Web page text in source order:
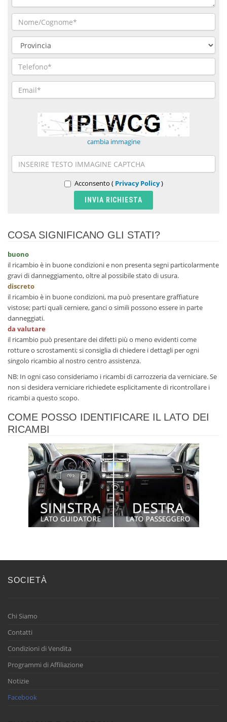
cambia immagine
Acconsento ( Privacy Policy)
COSA SIGNIFICANO GLI STATI?
buono
il ricambio è in buone condizioni e non presenta segni particolarmente
gravi di danneggiamento, oltre al possibile stato di usura.
discreto
il ricambio è in buone condizioni, ma può presentare graffiature
vistose; parti quali cerniere, ganci o simili possono essere in parte
danneggiati.
da valutare
il ricambio può presentare dei difetti più o meno evidenti come
rotture o scrostamenti; si consiglia di chiedere i dettagli per ogni
singolo ricambio al nostro centro assistenza.
NB: In ogni caso consideriamo i ricambi di carrozzeria da verniciare. Se
non si desidera verniciare richiedete esplicitamente di ricontrollare i
ricambi a questo scopo.
COME POSSO IDENTIFICARE IL LATO DEI
RICAMBI
SOCIETÀ
Chi Siamo
Contatti
Condizioni di Vendita
Programmi di Affiliazione
Notizie
Facebook